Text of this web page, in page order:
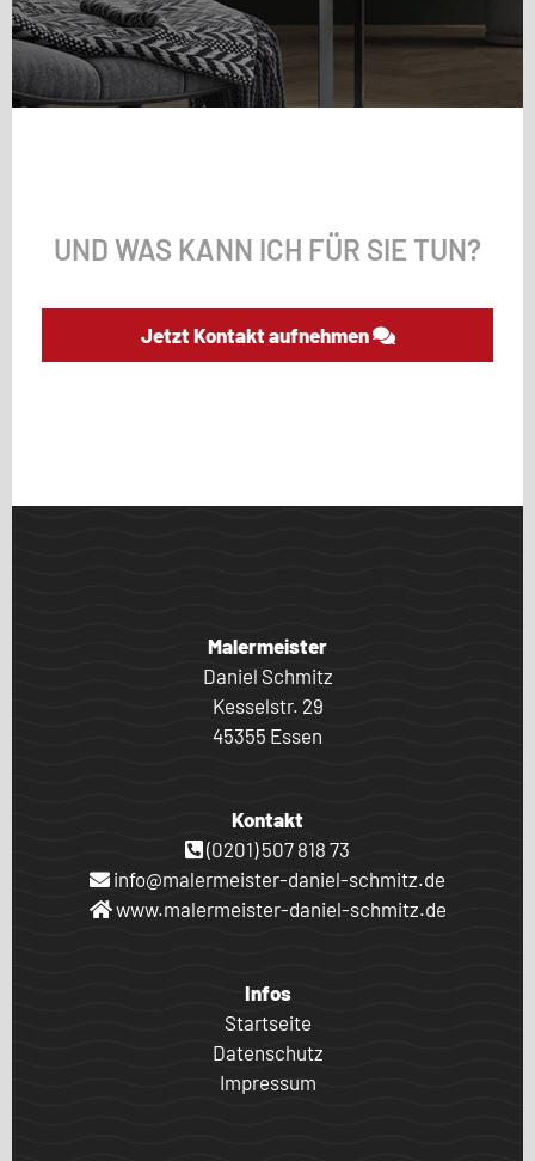
UND WAS KANN ICH FÜR SIE TUN?
Jetzt Kontakt aufnehmen
Malermeister
Daniel Schmitz
Kesselstr. 29
45355 Essen
Kontakt
(0201) 507 818 73
info@malermeister-daniel-schmitz.de
www.malermeister-daniel-schmitz.de
Infos
Startseite
Datenschutz
Impressum